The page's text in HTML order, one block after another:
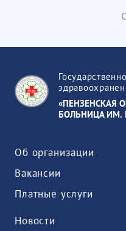
«ПЕНЗЕНСКАЯ
БОЛЬНИЦА ИМ.
Об организации
Вакансии
Платные услуги
Новости